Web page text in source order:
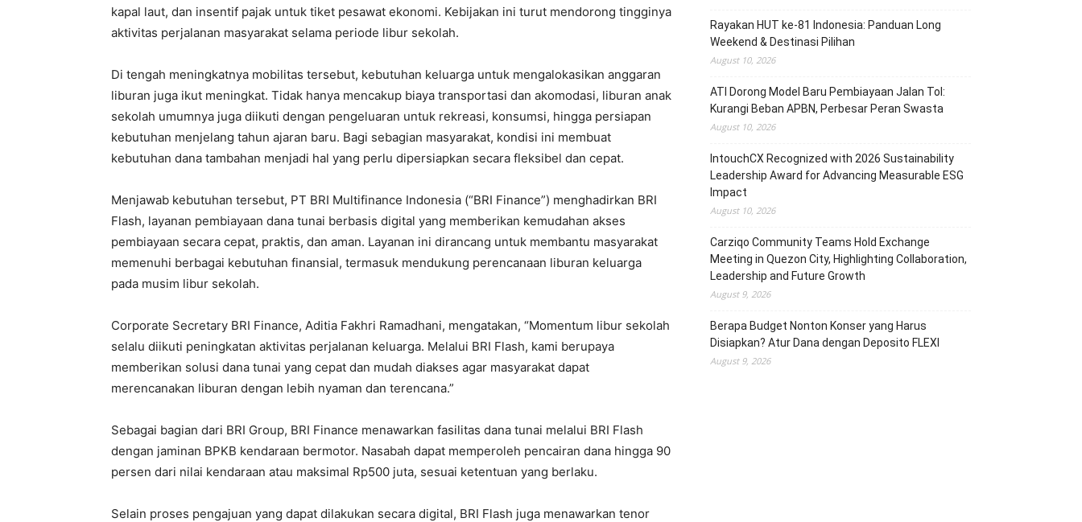
kapal laut, dan insentif pajak untuk tiket pesawat ekonomi. Kebijakan ini turut mendorong tingginya
aktivitas perjalanan masyarakat selama periode libur sekolah.
Di tengah meningkatnya mobilitas tersebut, kebutuhan keluarga untuk mengalokasikan anggaran
liburan juga ikut meningkat. Tidak hanya mencakup biaya transportasi dan akomodasi, liburan anak
sekolah umumnya juga diikuti dengan pengeluaran untuk rekreasi, konsumsi, hingga persiapan
kebutuhan menjelang tahun ajaran baru. Bagi sebagian masyarakat, kondisi ini membuat
kebutuhan dana tambahan menjadi hal yang perlu dipersiapkan secara fleksibel dan cepat.
Menjawab kebutuhan tersebut, PT BRI Multifinance Indonesia (“BRI Finance”) menghadirkan BRI
Flash, layanan pembiayaan dana tunai berbasis digital yang memberikan kemudahan akses
pembiayaan secara cepat, praktis, dan aman. Layanan ini dirancang untuk membantu masyarakat
memenuhi berbagai kebutuhan finansial, termasuk mendukung perencanaan liburan keluarga
pada musim libur sekolah.
Corporate Secretary BRI Finance, Aditia Fakhri Ramadhani, mengatakan, “Momentum libur sekolah
selalu diikuti peningkatan aktivitas perjalanan keluarga. Melalui BRI Flash, kami berupaya
memberikan solusi dana tunai yang cepat dan mudah diakses agar masyarakat dapat
merencanakan liburan dengan lebih nyaman dan terencana.”
Sebagai bagian dari BRI Group, BRI Finance menawarkan fasilitas dana tunai melalui BRI Flash
dengan jaminan BPKB kendaraan bermotor. Nasabah dapat memperoleh pencairan dana hingga 90
persen dari nilai kendaraan atau maksimal Rp500 juta, sesuai ketentuan yang berlaku.
Selain proses pengajuan yang dapat dilakukan secara digital, BRI Flash juga menawarkan tenor
Rayakan HUT ke-81 Indonesia: Panduan Long
Weekend & Destinasi Pilihan
August 10, 2026
ATI Dorong Model Baru Pembiayaan Jalan Tol:
Kurangi Beban APBN, Perbesar Peran Swasta
August 10, 2026
IntouchCX Recognized with 2026 Sustainability
Leadership Award for Advancing Measurable ESG
Impact
August 10, 2026
Carziqo Community Teams Hold Exchange
Meeting in Quezon City, Highlighting Collaboration,
Leadership and Future Growth
August 9, 2026
Berapa Budget Nonton Konser yang Harus
Disiapkan? Atur Dana dengan Deposito FLEXI
August 9, 2026